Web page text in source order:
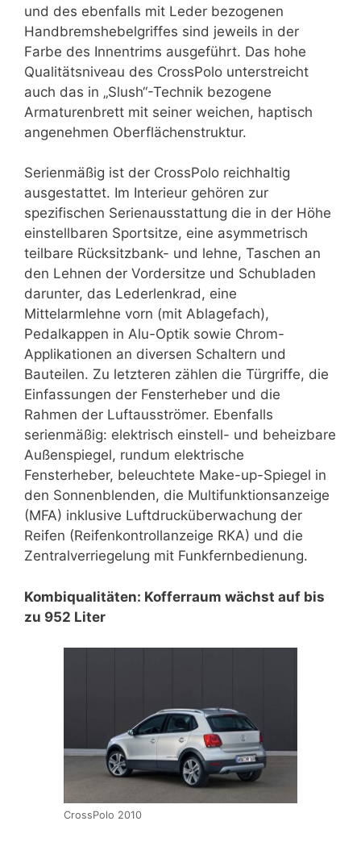
und des ebenfalls mit Leder bezogenen
Handbremshebelgriffes sind jeweils in der
Farbe des Innentrims ausgeführt. Das hohe
Qualitätsniveau des CrossPolo unterstreicht
auch das in „Slush“-Technik bezogene
Armaturenbrett mit seiner weichen, haptisch
angenehmen Oberflächenstruktur.
Serienmäßig ist der CrossPolo reichhaltig
ausgestattet. Im Interieur gehören zur
spezifischen Serienausstattung die in der Höhe
einstellbaren Sportsitze, eine asymmetrisch
teilbare Rücksitzbank- und lehne, Taschen an
den Lehnen der Vordersitze und Schubladen
darunter, das Lederlenkrad, eine
Mittelarmlehne vorn (mit Ablagefach),
Pedalkappen in Alu-Optik sowie Chrom-
Applikationen an diversen Schaltern und
Bauteilen. Zu letzteren zählen die Türgriffe, die
Einfassungen der Fensterheber und die
Rahmen der Luftausströmer. Ebenfalls
serienmäßig: elektrisch einstell- und beheizbare
Außenspiegel, rundum elektrische
Fensterheber, beleuchtete Make-up-Spiegel in
den Sonnenblenden, die Multifunktionsanzeige
(MFA) inklusive Luftdrucküberwachung der
Reifen (Reifenkontrollanzeige RKA) und die
Zentralverriegelung mit Funkfernbedienung.
Kombiqualitäten: Kofferraum wächst auf bis
zu 952 Liter
CrossPolo 2010